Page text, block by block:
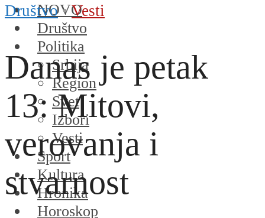
NOVO
Društvo
Politika
Srbija
Region
Svet
Izbori
Vesti
Sport
Kultura
Hronika
Horoskop
Društvo • Vesti
Danas je petak
13: Mitovi,
verovanja i
stvarnost